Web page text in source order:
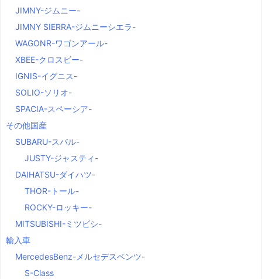
JIMNY-ジムニー-
JIMNY SIERRA-ジムニーシエラ-
WAGONR-ワゴンアール-
XBEE-クロスビー-
IGNIS-イグニス-
SOLIO-ソリオ-
SPACIA-スペーシア-
その他国産
SUBARU-スバル-
JUSTY-ジャスティ-
DAIHATSU-ダイハツ-
THOR-トール-
ROCKY-ロッキー-
MITSUBISHI-ミツビシ-
輸入車
MercedesBenz-メルセデスベンツ-
S-Class